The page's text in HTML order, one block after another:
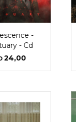
-
- Cd
24,00